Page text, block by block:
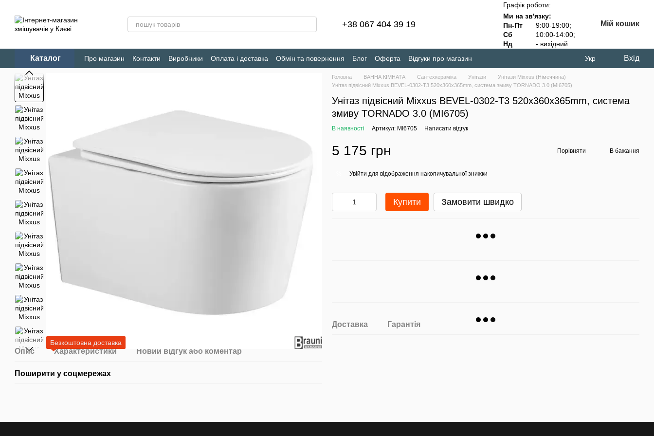
+38 067 404 39 19
Графік роботи:
Ми на зв'язку:
Пн-Пт
9:00-19:00;
Сб
10:00-14:00;
Нд
- вихідний
Мій кошик
Каталог Про магазин Контакти Виробники Оплата і доставка Обмін та повернення Блог Оферта
Відгуки про магазин
Конфіденційність
Укр Вхід
Безкоштовна доставка
Опис Характеристики Новий відгук або коментар
Поширити у соцмережах
Головна ВАННА КІМНАТА Сантехкераміка Унітази
Унітази Mixxus (Німеччина)
Унітаз підвісний Mixxus BEVEL-0302-T3 520x360x365mm, система змиву TORNADO 3.0 (MI6705)
Унітаз підвісний Mixxus BEVEL-0302-T3 520x360x365mm, система
змиву TORNADO 3.0 (MI6705)
В наявності Артикул: MI6705 Написати відгук
5 175 грн Порівняти В бажання
Увійти для відображення накопичувальної знижки
Купити Замовити швидко
Доставка Гарантія